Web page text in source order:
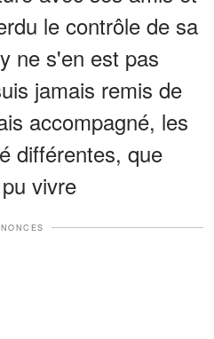
le contrôle de sa
ne s'en est pas
jamais remis de
accompagné, les
différentes, que
vivre